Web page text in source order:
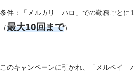
条件：「メルカリ ハロ」での勤務ごとに
（最大10回まで）
このキャンペーンに引かれ、「メルペイ